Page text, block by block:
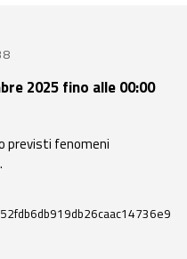
2025 fino alle 00:00
previsti fenomeni